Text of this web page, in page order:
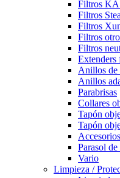
Filtros
Filtros
Filtros
Filtros
Filtros
Extenders
Anillos de
Anillos
Parabrisas
Collares
Tapón
Tapón
Parasol
Vario
Limpieza /